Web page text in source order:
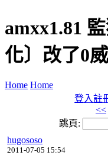
amxx1.81
化〕改了0
Home Home
登入註
<<
跳頁:
hugososo
2011-07-05 15:54